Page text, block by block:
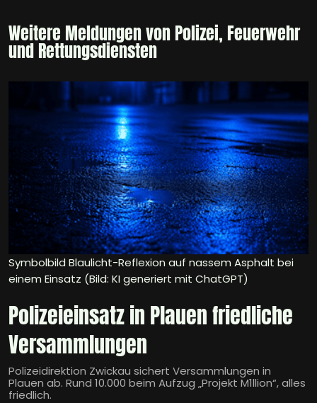
Weitere Meldungen von Polizei, Feuerwehr
und Rettungsdiensten
Symbolbild Blaulicht-Reflexion auf nassem Asphalt bei
einem Einsatz (Bild: KI generiert mit ChatGPT)
Polizeieinsatz in Plauen friedliche
Versammlungen
Polizeidirektion Zwickau sichert Versammlungen in
Plauen ab. Rund 10.000 beim Aufzug „Projekt M1llion“, alles
friedlich.